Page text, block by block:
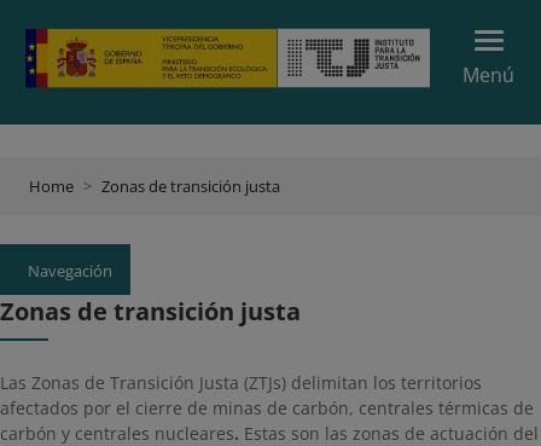
Menú
Home Zonas de transición justa
Navegación
Zonas de transición justa
​​​​​​​​​​​​​​​​​​​​Las Zonas de Transición Justa (ZTJs) delimitan los territorios
afectados por el cierre de minas de carbón, centrales térmicas de
carbón y centrales nucleares. Estas son las zonas de actuación del